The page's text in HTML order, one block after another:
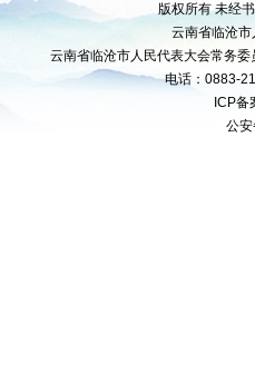
版权所有 未经
云南省临沧
云南省临沧市人民代表大会常务
电话：0883-
ICP备
公